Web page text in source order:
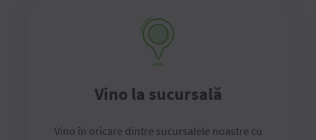
Vino la sucursală
Vino în oricare dintre sucursalele noastre cu